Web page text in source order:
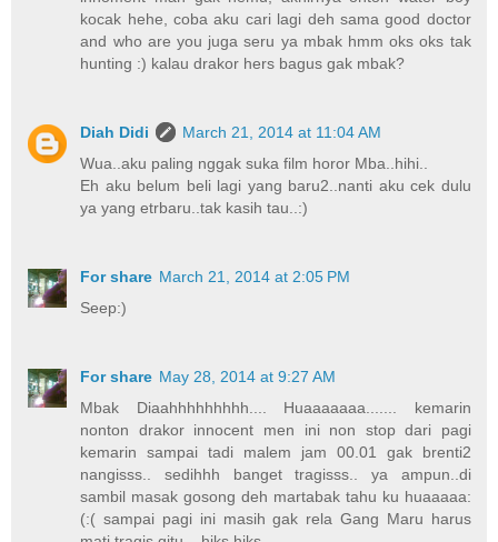
kocak hehe, coba aku cari lagi deh sama good doctor
and who are you juga seru ya mbak hmm oks oks tak
hunting :) kalau drakor hers bagus gak mbak?
Diah Didi
March 21, 2014 at 11:04 AM
Wua..aku paling nggak suka film horor Mba..hihi..
Eh aku belum beli lagi yang baru2..nanti aku cek dulu
ya yang etrbaru..tak kasih tau..:)
For share March 21, 2014 at 2:05 PM
Seep:)
For share May 28, 2014 at 9:27 AM
Mbak Diaahhhhhhhhh.... Huaaaaaaa....... kemarin
nonton drakor innocent men ini non stop dari pagi
kemarin sampai tadi malem jam 00.01 gak brenti2
nangisss.. sedihhh banget tragisss.. ya ampun..di
sambil masak gosong deh martabak tahu ku huaaaaa:
(:( sampai pagi ini masih gak rela Gang Maru harus